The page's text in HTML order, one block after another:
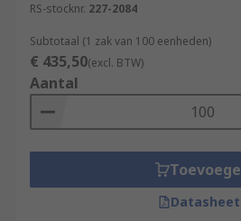
RS-stocknr. 227-2084
Subtotaal (1 zak van 100 eenheden)
€ 435,50(excl. BTW)
Aantal